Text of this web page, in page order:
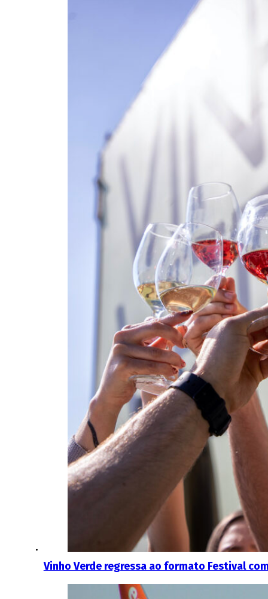
Vinho Verde regressa ao formato Festival